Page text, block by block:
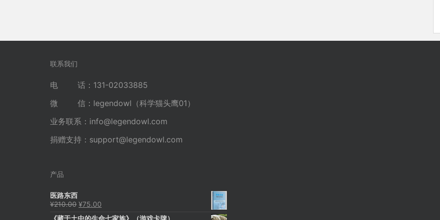
联系我们
电 话：131-02033885
微 信：legendowl（科学猫头鹰01）
业务联系： info@legendowl.com
捐赠支持： support@legendowl.com
产品
医路东西
¥210.00 原
¥75.00